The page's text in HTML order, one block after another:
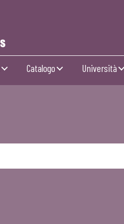
Catalogo Università